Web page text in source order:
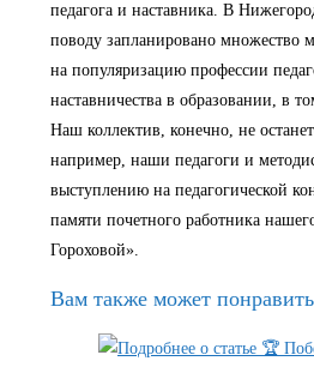
педагога и наставника. В
поводу запланировано множество
на популяризацию профессии
наставничества в образовании, в
Наш коллектив, конечно, не
например, наши педагоги и
выступлению на педагогической
памяти почетного работника
Гороховой».
Вам также может